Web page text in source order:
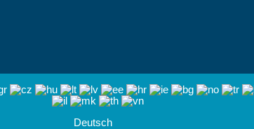
Deutsch